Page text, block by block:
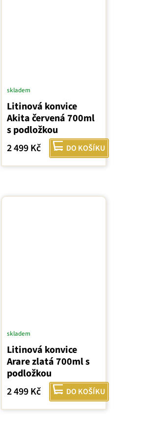
Litinová konvice
Akita červená 700ml
s podložkou
skladem
2 499 Kč DO KOŠÍKU
Litinová konvice
Arare zlatá 700ml s
podložkou
skladem
2 499 Kč DO KOŠÍKU